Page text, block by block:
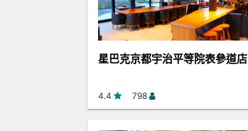
星巴克京都宇治平等院表參道店
4.4 798